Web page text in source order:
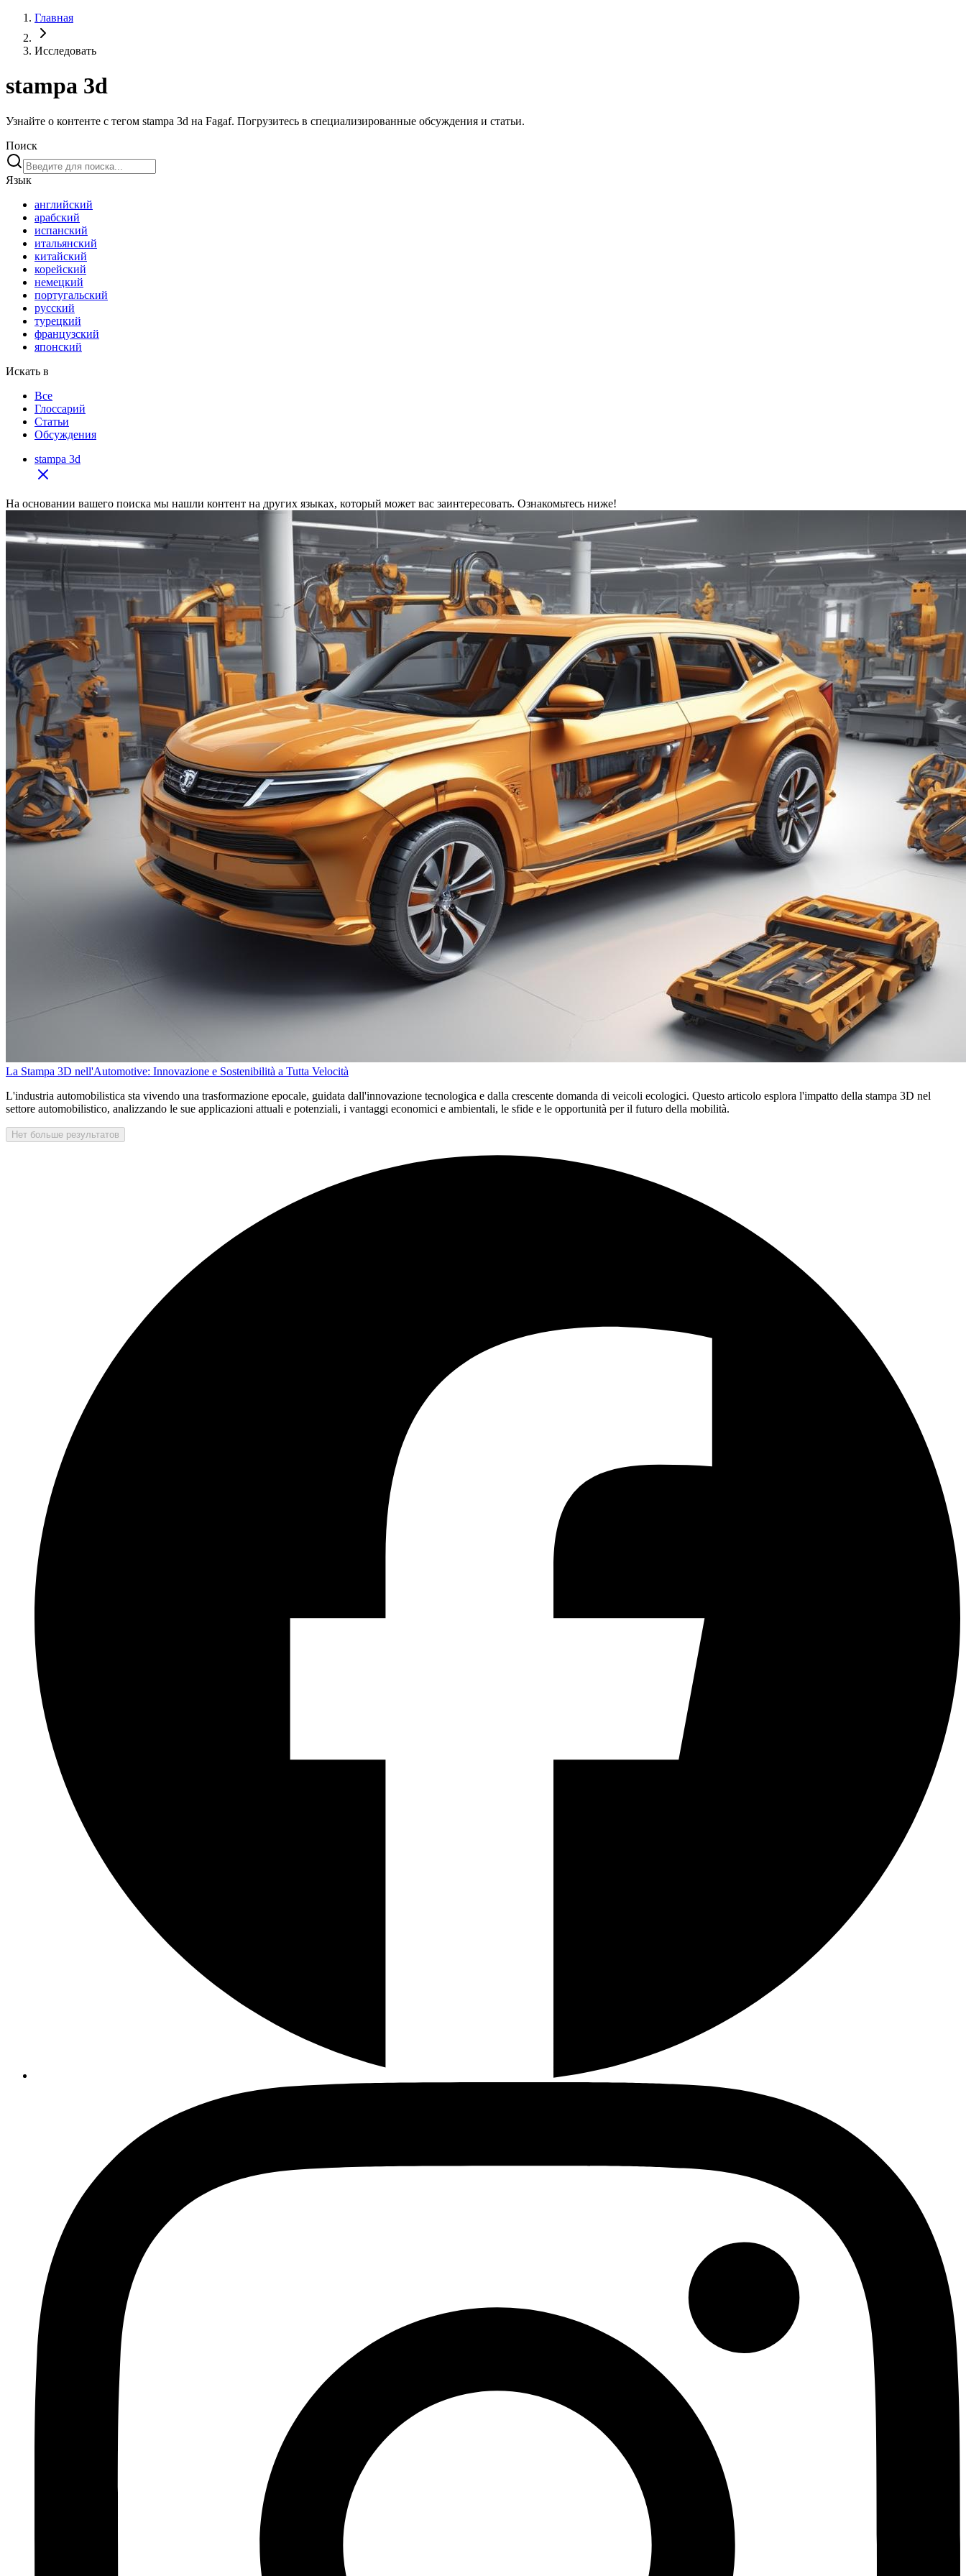
Главная
Исследовать
stampa 3d
Узнайте о контенте с тегом stampa 3d на Fagaf. Погрузитесь в специализированные обсуждения и статьи.
Поиск
Язык
английский
арабский
испанский
итальянский
китайский
корейский
немецкий
португальский
русский
турецкий
французский
японский
Искать в
Все
Глоссарий
Статьи
Обсуждения
stampa 3d
На основании вашего поиска мы нашли контент на других языках, который может вас заинтересовать. Ознакомьтесь ниже!
La Stampa 3D nell'Automotive: Innovazione e Sostenibilità a Tutta Velocità
L'industria automobilistica sta vivendo una trasformazione epocale, guidata dall'innovazione tecnologica e dalla crescente domanda di veicoli ecologici. Questo articolo esplora l'impatto della stampa 3D nel
settore automobilistico, analizzando le sue applicazioni attuali e potenziali, i vantaggi economici e ambientali, le sfide e le opportunità per il futuro della mobilità.
Нет больше результатов